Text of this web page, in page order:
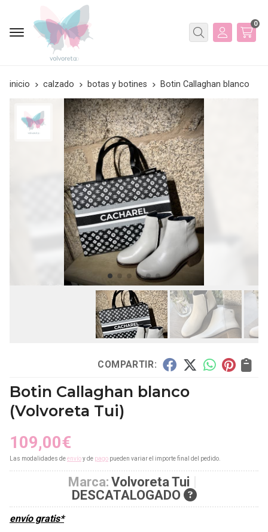
Buscar
0
inicio calzado botas y botines Botin Callaghan blanco
COMPARTIR:
Botin Callaghan blanco
(Volvoreta Tui)
109,00€
Las modalidades deenvíoy de pago pueden variar el importe final del pedido.
Marca: Volvoreta Tui
DESCATALOGADO
envío gratis*